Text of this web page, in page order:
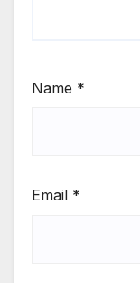
Name *
Email *